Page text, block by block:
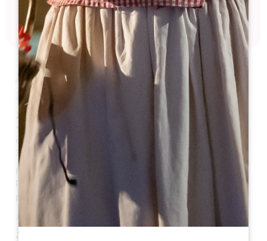
Природа солнечного света :Gravillons
Ограничения по количествумест : Нет
Другая стоянка для автодомов:
ЛА РОЗА КОТЕ-РОЛЬ
2 км*
+33(0)5 57 24 71 28 - +33(0)6 85 52 47 82
contact@larosecotesrol.com
33330 Сент-Эмильон
8 затененных площадок, водопровод, туалет, сеть France
Passion
разрешены домашние животные, PRM
3,5 км*